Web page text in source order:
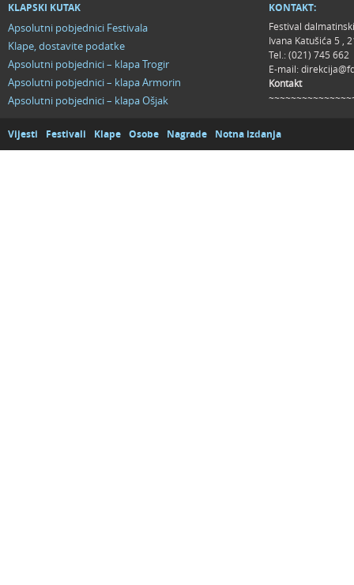
KLAPSKI KUTAK
Apsolutni pobjednici Festivala
Klape, dostavite podatke
Apsolutni pobjednici – klapa Trogir
Apsolutni pobjednici – klapa Armorin
Apsolutni pobjednici – klapa Ošjak
KONTAKT:
Festival
Ivana Katušića 5 ,
Tel.: (021) 745 662
E-mail:
Kontakt
Vijesti Festivali Klape Osobe Nagrade Notna izdanja